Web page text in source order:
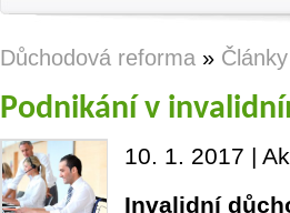
Důchodová reforma »
Podnikání v
10. 1. 2017 |
Invalidní